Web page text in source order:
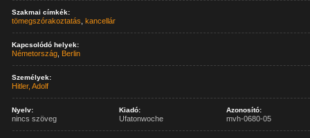
Szakmai címkék:
tömegszórakoztatás ,kancellár
Kapcsolódó helyek:
Németország Berlin
Személyek:
Hitler, Adolf
Nyelv:
nincs szöveg
Kiadó:
Ufatonwoche
Azonosító:
mvh-0680-05